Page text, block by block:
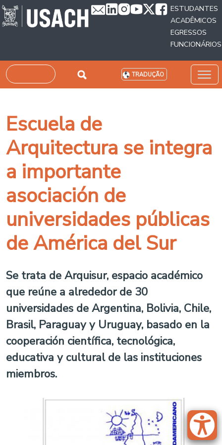
Passar para o conteúdo principal
ESTUDANTES
ACADÊMICOS
EGRESSOS
FUNCIONÁRIOS
Pesquisar TRADUÇÃO
Escuela de
Arquitectura se integra
a importante
asociación de
universidades públicas
de América del Sur
Se trata de Arquisur, espacio académico
que reúne a alrededor de 30
universidades de Argentina, Bolivia, Chile,
Brasil, Paraguay y Uruguay, basado en la
cooperación científica, tecnológica,
educativa y cultural de las instituciones
miembros.